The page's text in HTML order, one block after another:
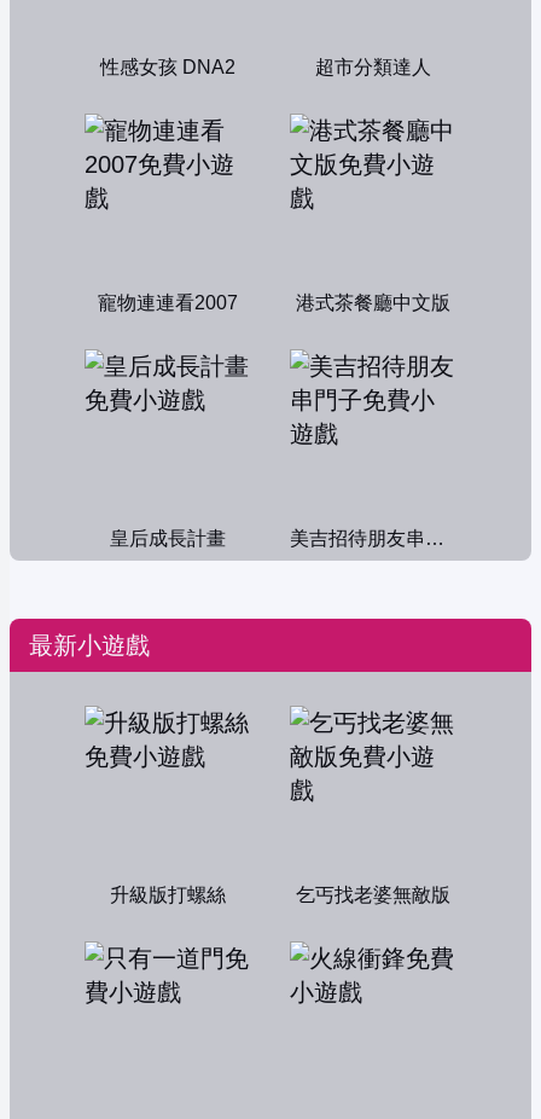
性感女孩 DNA2 超市分類達人
寵物連連看2007 港式茶餐廳中文版
皇后成長計畫 美吉招待朋友串門子
最新小遊戲
升級版打螺絲 乞丐找老婆無敵版